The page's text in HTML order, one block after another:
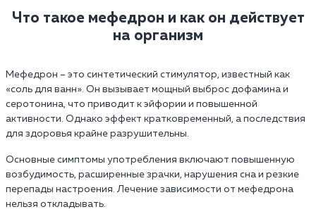
Что такое мефедрон и как он действует
на организм
Мефедрон – это синтетический стимулятор, известный как
«соль для ванн». Он вызывает мощный выброс дофамина и
серотонина, что приводит к эйфории и повышенной
активности. Однако эффект кратковременный, а последствия
для здоровья крайне разрушительны.
Основные симптомы употребления включают повышенную
возбудимость, расширенные зрачки, нарушения сна и резкие
перепады настроения. Лечение зависимости от мефедрона
нельзя откладывать.